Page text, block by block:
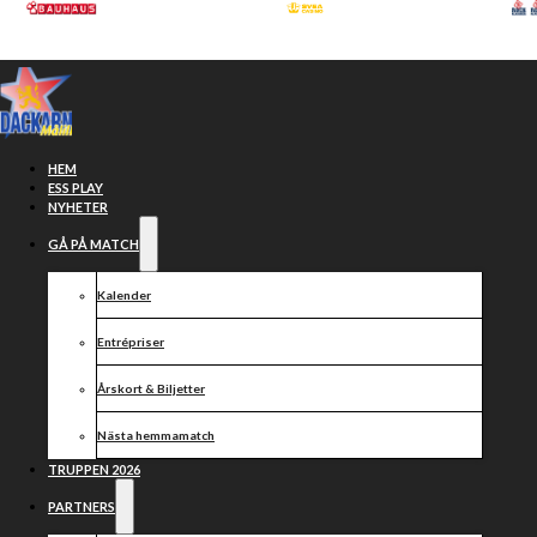
Hoppa till huvudinnehåll
HEM
ESS PLAY
NYHETER
GÅ PÅ MATCH
Kalender
Entrépriser
Årskort & Biljetter
Nästa hemmamatch
TRUPPEN 2026
PARTNERS
Dansk